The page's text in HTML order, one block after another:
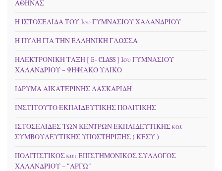
ΑΘΗΝΑΣ
Η ΙΣΤΟΣΕΛΙΔΑ ΤΟΥ 1ου ΓΥΜΝΑΣΙΟΥ ΧΑΛΑΝΔΡΙΟΥ
Η ΠΥΛΗ ΓΙΑ ΤΗΝ ΕΛΛΗΝΙΚΗ ΓΛΩΣΣΑ
ΗΛΕΚΤΡΟΝΙΚΗ ΤΑΞΗ [ E- CLASS ] 1ου ΓΥΜΝΑΣΙΟΥ
ΧΑΛΑΝΔΡΙΟΥ – ΨΗΦΙΑΚΟ ΥΛΙΚΟ
ΙΔΡΥΜΑ ΑΙΚΑΤΕΡΙΝΗΣ ΛΑΣΚΑΡΙΔΗ
ΙΝΣΤΙΤΟΥΤΟ ΕΚΠΑΙΔΕΥΤΙΚΗΣ ΠΟΛΙΤΙΚΗΣ
ΙΣΤΟΣΕΛΙΔΕΣ ΤΩΝ ΚΕΝΤΡΩΝ ΕΚΠΑΙΔΕΥΤΙΚΗΣ και
ΣΥΜΒΟΥΛΕΥΤΙΚΗΣ ΥΠΟΣΤΗΡΙΞΗΣ ( ΚΕΣΥ )
ΠΟΛΙΤΙΣΤΙΚΟΣ και ΕΠΙΣΤΗΜΟΝΙΚΟΣ ΣΥΛΛΟΓΟΣ
ΧΑΛΑΝΔΡΙΟΥ – "ΑΡΓΩ"